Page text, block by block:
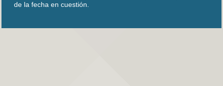
de la fecha en cuestión.